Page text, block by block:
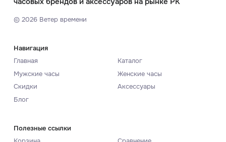
© 2026Ветер времени
Навигация
Главная
Каталог
Мужские часы
Женские часы
Скидки
Аксессуары
Блог
Полезные ссылки